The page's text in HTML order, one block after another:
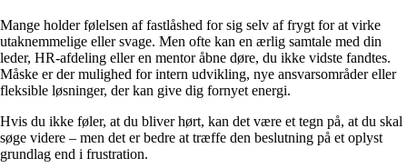
Mange holder følelsen af fastlåshed for sig selv af frygt for at virke
utaknemmelige eller svage. Men ofte kan en ærlig samtale med din
leder, HR-afdeling eller en mentor åbne døre, du ikke vidste fandtes.
Måske er der mulighed for intern udvikling, nye ansvarsområder eller
fleksible løsninger, der kan give dig fornyet energi.
Hvis du ikke føler, at du bliver hørt, kan det være et tegn på, at du skal
søge videre – men det er bedre at træffe den beslutning på et oplyst
grundlag end i frustration.